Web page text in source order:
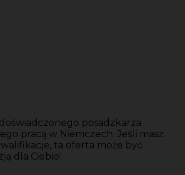
posadzkarza
pracą w Niemczech. Jeśli masz
ta oferta może być
dla Ciebie!